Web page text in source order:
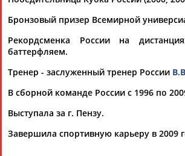
Рамазан
АБДУЛАЕВ
Тагир
Камиль
Камалудин
Абдула
Бронзовый призер Всемирной
Рекордсменка России на
баттерфляем.
Тренер - заслуженный тренер России
В сборной команде России с 1996 по
Выступала за г. Пензу.
Завершила спортивную карьеру в 2009